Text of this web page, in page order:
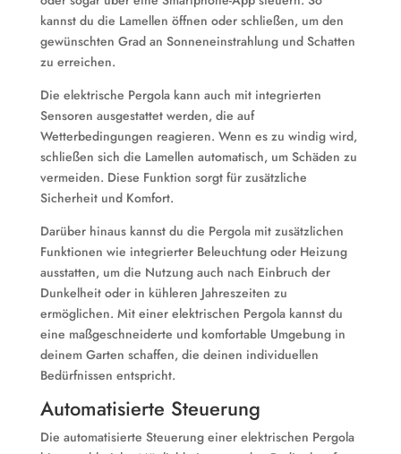
kannst du die Lamellen öffnen oder schließen, um den
gewünschten Grad an Sonneneinstrahlung und Schatten
zu erreichen.
Die elektrische Pergola kann auch mit integrierten
Sensoren ausgestattet werden, die auf
Wetterbedingungen reagieren. Wenn es zu windig wird,
schließen sich die Lamellen automatisch, um Schäden zu
vermeiden. Diese Funktion sorgt für zusätzliche
Sicherheit und Komfort.
Darüber hinaus kannst du die Pergola mit zusätzlichen
Funktionen wie integrierter Beleuchtung oder Heizung
ausstatten, um die Nutzung auch nach Einbruch der
Dunkelheit oder in kühleren Jahreszeiten zu
ermöglichen. Mit einer elektrischen Pergola kannst du
eine maßgeschneiderte und komfortable Umgebung in
deinem Garten schaffen, die deinen individuellen
Bedürfnissen entspricht.
Automatisierte Steuerung
Die automatisierte Steuerung einer elektrischen Pergola